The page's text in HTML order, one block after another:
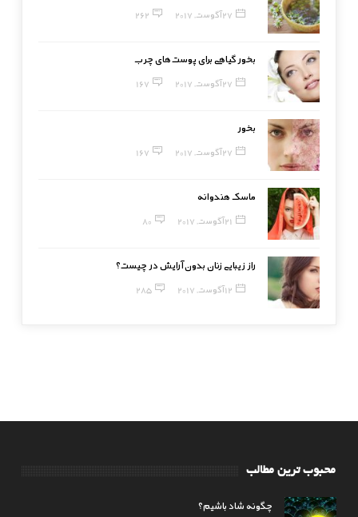
27 آگوست, 2017 262
بخور گیاهی برای پوست‌های چرب
27 آگوست, 2017 167
بخور
27 آگوست, 2017 167
ماسک هندوانه
21 آگوست, 2017 80
راز زیبایی زنان بدون آرایش در چیست؟
12 آگوست, 2017 285
محبوب ترین مطالب
چگونه شاد باشیم؟